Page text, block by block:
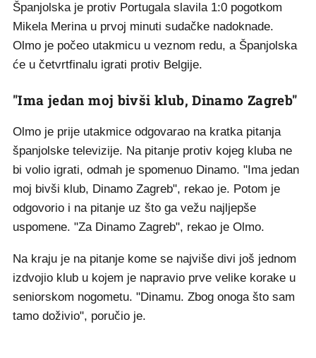
Španjolska je protiv Portugala slavila 1:0 pogotkom
Mikela Merina u prvoj minuti sudačke nadoknade.
Olmo je počeo utakmicu u veznom redu, a Španjolska
će u četvrtfinalu igrati protiv Belgije.
"Ima jedan moj bivši klub, Dinamo Zagreb"
Olmo je prije utakmice odgovarao na kratka pitanja
španjolske televizije. Na pitanje protiv kojeg kluba ne
bi volio igrati, odmah je spomenuo Dinamo. "Ima jedan
moj bivši klub, Dinamo Zagreb", rekao je. Potom je
odgovorio i na pitanje uz što ga vežu najljepše
uspomene. "Za Dinamo Zagreb", rekao je Olmo.
Na kraju je na pitanje kome se najviše divi još jednom
izdvojio klub u kojem je napravio prve velike korake u
seniorskom nogometu. "Dinamu. Zbog onoga što sam
tamo doživio", poručio je.